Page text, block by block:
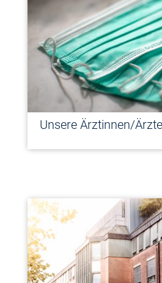
Unsere Ärztinnen/Ärzte